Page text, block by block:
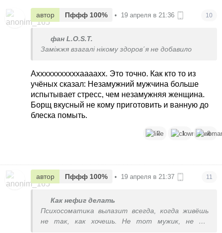
автор Пффф 100% • 19 апреля в 21:36 10
фан L.O.S.T.
Заміжжя взагалі нікому здоров´я не добавило
Ахххххххххххаааахх. Это точно. Как кто то из
учёных сказал: Незамужний мужчина больше
испытывает стресс, чем незамужняя женщина.
Борщ вкусный не кому приготовить и ванную до
блеска помыть.
3 1 8
автор Пффф 100% • 19 апреля в 21:37 11
Как нефиг делать
Психосоматика вылазит всегда, когда живёшь
не так, как хочешь. Не тот мужик, не та